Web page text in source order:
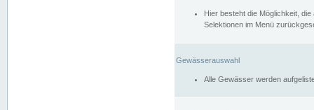
Hier besteht die Möglichkeit,
Selektionen im Menü
Gewässerauswahl
Alle Gewässer werden